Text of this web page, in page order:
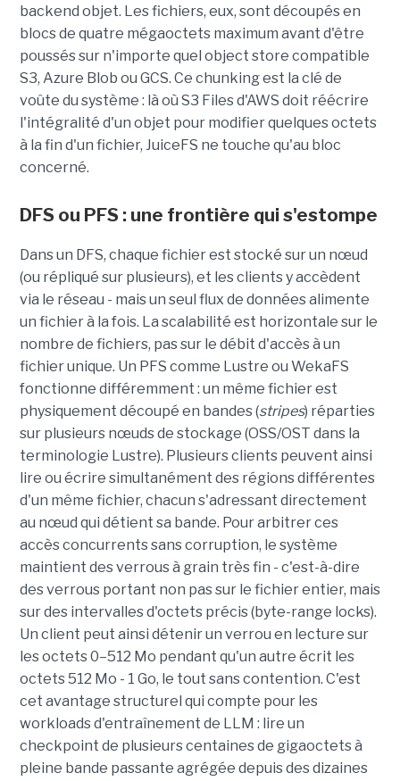
backend objet. Les fichiers, eux, sont découpés en
blocs de quatre mégaoctets maximum avant d'être
poussés sur n'importe quel object store compatible
S3, Azure Blob ou GCS. Ce chunking est la clé de
voûte du système : là où S3 Files d'AWS doit réécrire
l'intégralité d'un objet pour modifier quelques octets
à la fin d'un fichier, JuiceFS ne touche qu'au bloc
concerné.
DFS ou PFS : une frontière qui s'estompe
Dans un DFS, chaque fichier est stocké sur un nœud
(ou répliqué sur plusieurs), et les clients y accèdent
via le réseau - mais un seul flux de données alimente
un fichier à la fois. La scalabilité est horizontale sur le
nombre de fichiers, pas sur le débit d'accès à un
fichier unique. Un PFS comme Lustre ou WekaFS
fonctionne différemment : un même fichier est
physiquement découpé en bandes (stripes) réparties
sur plusieurs nœuds de stockage (OSS/OST dans la
terminologie Lustre). Plusieurs clients peuvent ainsi
lire ou écrire simultanément des régions différentes
d'un même fichier, chacun s'adressant directement
au nœud qui détient sa bande. Pour arbitrer ces
accès concurrents sans corruption, le système
maintient des verrous à grain très fin - c'est-à-dire
des verrous portant non pas sur le fichier entier, mais
sur des intervalles d'octets précis (byte-range locks).
Un client peut ainsi détenir un verrou en lecture sur
les octets 0–512 Mo pendant qu'un autre écrit les
octets 512 Mo - 1 Go, le tout sans contention. C'est
cet avantage structurel qui compte pour les
workloads d'entraînement de LLM : lire un
checkpoint de plusieurs centaines de gigaoctets à
pleine bande passante agrégée depuis des dizaines